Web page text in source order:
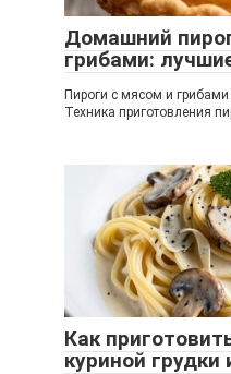
Домашний
грибами:
Пироги с мясом и
Техника приготовления
Как
куриной грудки